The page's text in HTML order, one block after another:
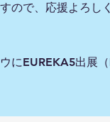
ので、応援よろし
にEUREKA5出展